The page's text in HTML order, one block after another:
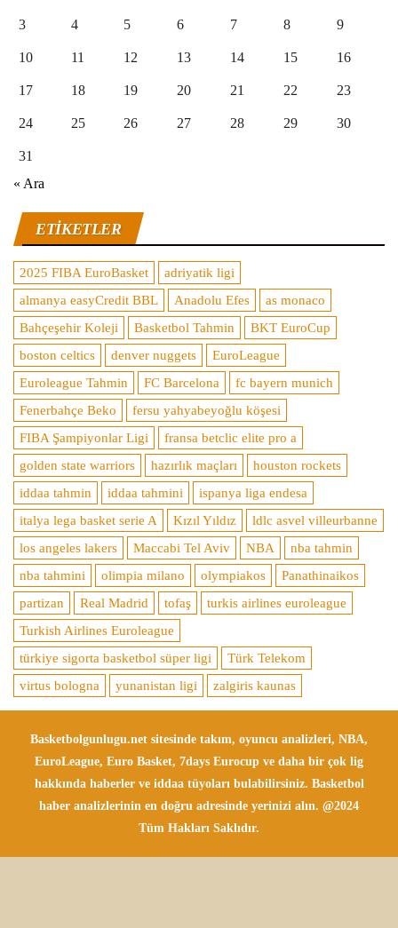
3 4 5 6 7 8 9
10 11 12 13 14 15 16
17 18 19 20 21 22 23
24 25 26 27 28 29 30
31
« Ara
ETIKETLER
2025 FIBA EuroBasket
adriyatik ligi
almanya easyCredit BBL
Anadolu Efes
as monaco
Bahçeşehir Koleji
Basketbol Tahmin
BKT EuroCup
boston celtics
denver nuggets
EuroLeague
Euroleague Tahmin
FC Barcelona
fc bayern munich
Fenerbahçe Beko
fersu yahyabeyoğlu köşesi
FIBA Şampiyonlar Ligi
fransa betclic elite pro a
golden state warriors
hazırlık maçları
houston rockets
iddaa tahmin
iddaa tahmini
ispanya liga endesa
italya lega basket serie A
Kızıl Yıldız
ldlc asvel villeurbanne
los angeles lakers
Maccabi Tel Aviv NBA
nba tahmin
nba tahmini
olimpia milano olympiakos
Panathinaikos
partizan
Real Madrid tofaş
turkis airlines euroleague
Turkish Airlines Euroleague
türkiye sigorta basketbol süper ligi
Türk Telekom
virtus bologna
yunanistan ligi zalgiris kaunas
Basketbolgunlugu.net sitesinde takım, oyuncu analizleri, NBA,
EuroLeague, Euro Basket, 7days Eurocup ve daha bir çok lig
hakkında haberler ve iddaa tüyoları bulabilirsiniz. Basketbol
haber analizlerinin en doğru adresinde yerinizi alın. @2024
Tüm Hakları Saklıdır.